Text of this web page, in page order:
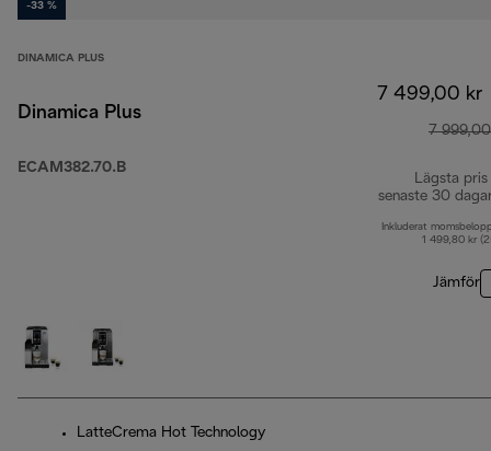
-33 %
DINAMICA PLUS
Dinamica Plus
ECAM382.70.B
7 499,00 kr
7
Lägsta pris
senaste 30
Inkluderat
1 499,80 kr
Jämför
LatteCrema Hot Technology